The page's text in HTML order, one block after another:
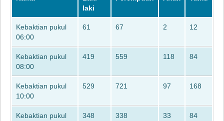
laki
Kebaktian pukul
06:00
61 67 2 12
Kebaktian pukul
08:00
419 559 118 84
Kebaktian pukul
10:00
529 721 97 168
Kebaktian pukul
348 338 33 84